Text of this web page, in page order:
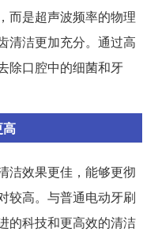
而是超声波频率的物理
清洁更加充分。通过高
除口腔中的细菌和牙
高
洁效果更佳，能够更彻
较高。与普通电动牙刷
的科技和更高效的清洁